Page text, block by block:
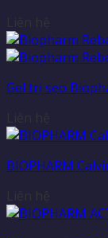
Gel trị sẹo
BIOPHARM